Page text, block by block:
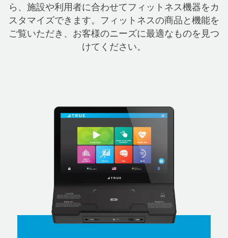
ら、施設や利用者に合わせてフィットネス機器をカ
スタマイズできます。フィットネスの商品と機能を
ご覧いただき、お客様のニーズに最適なものを見つ
けてください。